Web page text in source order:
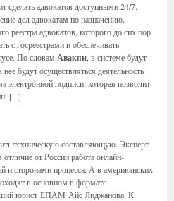
сделать адвокатов доступными 24/7.
дел адвокатам по назначению.
реестра адвокатов, которого до сих пор
с госреестрами и обеспечивать
По словам Авакян , в системе будут
будут осуществляться деятельность
электронной подписи, которая позволит
[...]
техническую составляющую. Эксперт
отличие от России работа онлайн-
и сторонами процесса. А в американских
в основном в формате
юрист ЕПАМ Айс Лиджанова. К